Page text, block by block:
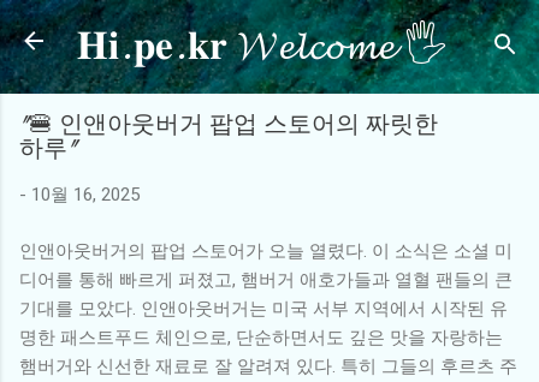
기본 콘텐츠로 건너뛰기
𝐇𝐢.𝐩𝐞.𝐤𝐫 𝓦𝓮𝓵𝓬𝓸𝓶𝓮 🖐
"🍔 인앤아웃버거 팝업 스토어의 짜릿한
하루"
- 10월 16, 2025
인앤아웃버거의 팝업 스토어가 오늘 열렸다. 이 소식은 소셜 미
디어를 통해 빠르게 퍼졌고, 햄버거 애호가들과 열혈 팬들의 큰
기대를 모았다. 인앤아웃버거는 미국 서부 지역에서 시작된 유
명한 패스트푸드 체인으로, 단순하면서도 깊은 맛을 자랑하는
햄버거와 신선한 재료로 잘 알려져 있다. 특히 그들의 후르츠 주